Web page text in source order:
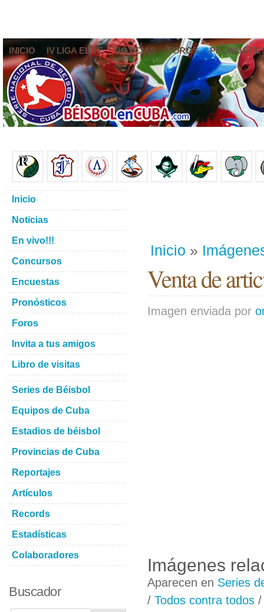
INICIO IV LIGA ELITE NOTICIAS FOROS
Inicio »
Venta de
Imagen enviada por
Imágenes
Aparecen en Series
/ Todos contra todos
Inicio
Noticias
En vivo!!!
Concursos
Encuestas
Pronósticos
Foros
Invita a tus amigos
Libro de visitas
Series de Béisbol
Equipos de Cuba
Estadios de béisbol
Provincias de Cuba
Reportajes
Artículos
Records
Estadísticas
Colaboradores
Buscador